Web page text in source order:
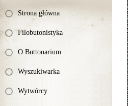
Strona główna
Filobutonistyka
O Buttonarium
Wyszukiwarka
Wytwórcy